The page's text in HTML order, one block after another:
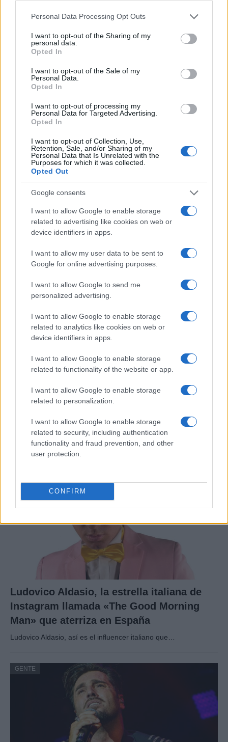
Please note that this website/app uses one or more Google
not limited to your visit or usage behaviour. You may click to
grant or deny consent to Google and its third-party tags to
use your data for below specified purposes in below Google
consent section.
Personal Data Processing Opt Outs
I want to opt-out of the Sharing of my
personal data.
Opted In
I want to opt-out of the Sale of my
Personal Data.
Opted In
I want to opt-out of processing my
Personal Data for Targeted Advertising.
Opted In
I want to opt-out of Collection, Use,
Retention, Sale, and/or Sharing of my
Personal Data that Is Unrelated with the
Purposes for which it was collected.
Opted Out
Google consents
I want to allow Google to enable storage
related to advertising like cookies on web or
device identifiers in apps.
I want to allow my user data to be sent to
Google for online advertising purposes.
I want to allow Google to send me
personalized advertising.
I want to allow Google to enable storage
related to analytics like cookies on web or
device identifiers in apps.
I want to allow Google to enable storage
related to functionality of the website or app.
I want to allow Google to enable storage
related to personalization.
I want to allow Google to enable storage
related to security, including authentication
functionality and fraud prevention, and other
user protection.
CONFIRM
Hijo de Javier Gutiérrez: un campeón con
capacidades especiales
Bárbara Rey sobre su asistencia al
Senado: «Voy a ir»
Bárbara Rey ha asegurado a Isabel Rábago, que…
GENTE
Risto Mejide, pillado con su nueva novia:
“Ya no se esconden”
Han pillado al presentador Risto Mejide y a…
Ludovico Aldasio, la estrella italiana de
Instagram llamada «The Good Morning
Man» que aterriza en España
Ludovico Aldasio, así es el influencer italiano que…
GENTE